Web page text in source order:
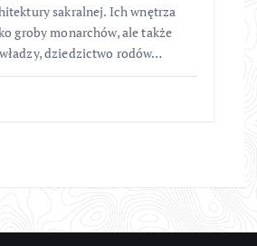
sakralnej. Ich wnętrza
groby monarchów, ale także
dziedzictwo rodów…